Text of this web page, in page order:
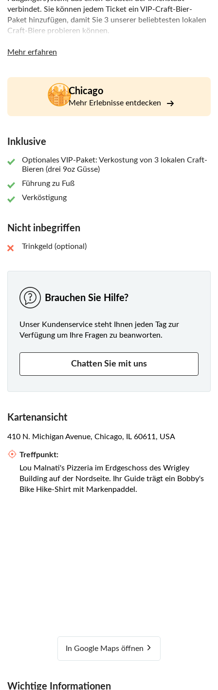
verbindet. Sie können jedem Ticket ein VIP-Craft-Bier-
Paket hinzufügen, damit Sie 3 unserer beliebtesten lokalen
Craft-Biere probieren können.
Probieren Sie einige der leckersten Speisen, die hier in Chi-
Dessert. Erfahren Sie mehr über die Geschichte dieser
Gerichte und wo sie kreiert wurden. Besuchen Sie neben
dem Essen auch Top-Sehenswürdigkeiten wie den
Millennium Park (einschließlich "The Bean", Crown
Mehr erfahren
Chicago
Mehr Erlebnisse entdecken
Inklusive
Optionales VIP-Paket: Verkostung von 3 lokalen Craft-
Bieren (drei 9oz Güsse)
Führung zu Fuß
Verköstigung
Nicht inbegriffen
Trinkgeld (optional)
Brauchen Sie Hilfe?
Unser Kundenservice steht Ihnen jeden Tag zur
Verfügung um Ihre Fragen zu beanworten.
Chatten Sie mit uns
Kartenansicht
410 N. Michigan Avenue, Chicago, IL 60611, USA
Treffpunkt:
Lou Malnati's Pizzeria im Erdgeschoss des Wrigley
Building auf der Nordseite. Ihr Guide trägt ein Bobby's
Bike Hike-Shirt mit Markenpaddel.
In Google Maps öffnen
Wichtige Informationen